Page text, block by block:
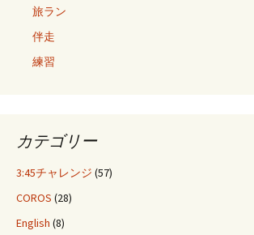
旅ラン
伴走
練習
カテゴリー
3:45チャレンジ (57)
COROS (28)
English (8)